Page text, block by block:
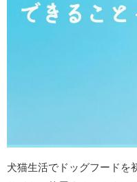
犬猫生活でドッグフードを